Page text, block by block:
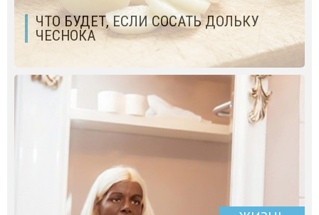
ЧТО БУДЕТ, ЕСЛИ СОСАТЬ ДОЛЬКУ
ЧЕСНОКА